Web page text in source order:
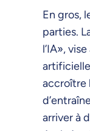
En gros,
parties.
l’IA»,
accroître
arriver à